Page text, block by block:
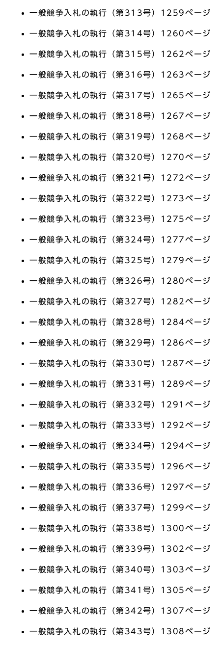
一般競争入札の執行（第313号）1259ページ
一般競争入札の執行（第314号）1260ページ
一般競争入札の執行（第315号）1262ページ
一般競争入札の執行（第316号）1263ページ
一般競争入札の執行（第317号）1265ページ
一般競争入札の執行（第318号）1267ページ
一般競争入札の執行（第319号）1268ページ
一般競争入札の執行（第320号）1270ページ
一般競争入札の執行（第321号）1272ページ
一般競争入札の執行（第322号）1273ページ
一般競争入札の執行（第323号）1275ページ
一般競争入札の執行（第324号）1277ページ
一般競争入札の執行（第325号）1279ページ
一般競争入札の執行（第326号）1280ページ
一般競争入札の執行（第327号）1282ページ
一般競争入札の執行（第328号）1284ページ
一般競争入札の執行（第329号）1286ページ
一般競争入札の執行（第330号）1287ページ
一般競争入札の執行（第331号）1289ページ
一般競争入札の執行（第332号）1291ページ
一般競争入札の執行（第333号）1292ページ
一般競争入札の執行（第334号）1294ページ
一般競争入札の執行（第335号）1296ページ
一般競争入札の執行（第336号）1297ページ
一般競争入札の執行（第337号）1299ページ
一般競争入札の執行（第338号）1300ページ
一般競争入札の執行（第339号）1302ページ
一般競争入札の執行（第340号）1303ページ
一般競争入札の執行（第341号）1305ページ
一般競争入札の執行（第342号）1307ページ
一般競争入札の執行（第343号）1308ページ